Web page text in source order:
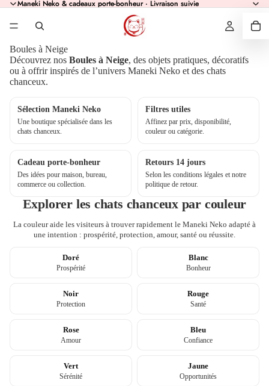
Maneki Neko & cadeaux porte-bonheur · Livraison suivie
Maneki Neko & cadeaux porte-bonheur · Livraison suivie
Boules à Neige
Découvrez nos Boules à Neige, des objets pratiques, décoratifs
ou à offrir inspirés de l’univers Maneki Neko et des chats
chanceux.
Sélection Maneki Neko
Une boutique spécialisée dans les
chats chanceux.
Filtres utiles
Affinez par prix, disponibilité,
couleur ou catégorie.
Cadeau porte-bonheur
Des idées pour maison, bureau,
commerce ou collection.
Retours 14 jours
Selon les conditions légales et notre
politique de retour.
Explorer les chats chanceux par couleur
La couleur aide les visiteurs à trouver rapidement le Maneki Neko adapté à
une intention : prospérité, protection, amour, santé ou réussite.
Doré
Prospérité
Blanc
Bonheur
Noir
Protection
Rouge
Santé
Rose
Amour
Bleu
Confiance
Vert
Sérénité
Jaune
Opportunités